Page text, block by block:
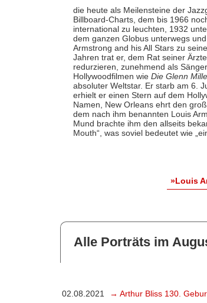
die heute als Meilensteine der
Billboard-Charts, dem bis 1966
international zu leuchten, 1932
dem ganzen Globus unterwegs
Armstrong and his All Stars zu
Jahren trat er, dem Rat seiner
redurzieren, zunehmend als
Hollywoodfilmen wie Die Glenn
absoluter Weltstar. Er starb am 6.
erhielt er einen Stern auf dem
Namen, New Orleans ehrt den
dem nach ihm benannten Louis
Mund brachte ihm den allseits
Mouth“, was soviel bedeutet wie
»Louis
Alle Porträts im
02.08.2021
→ Arthur Bliss 130.